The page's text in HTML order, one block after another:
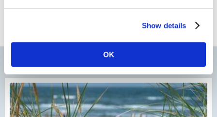
Show details
OK
Articles actuels